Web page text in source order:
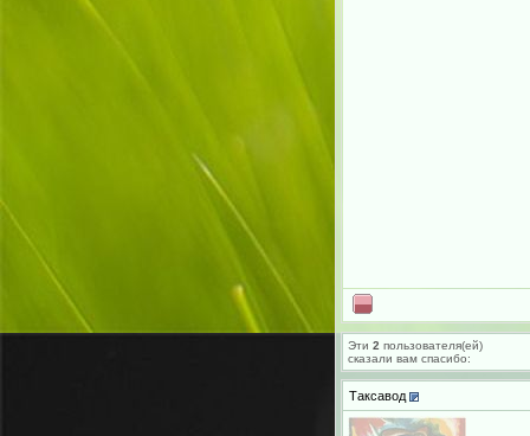
Эти 2 пользователя(ей)
сказали вам cпасибо:
Таксавод